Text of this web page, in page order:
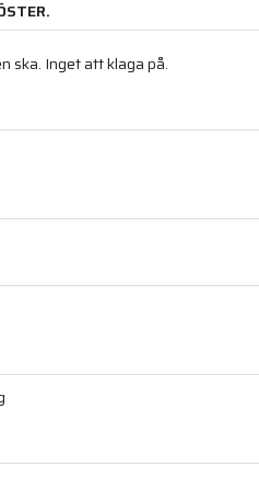
ska. Inget att klaga på.